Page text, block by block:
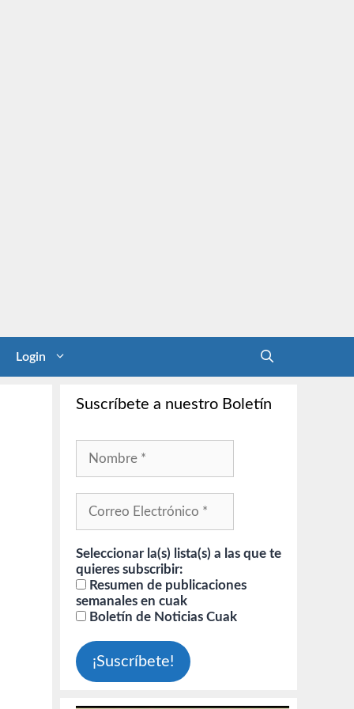
Login
Suscríbete a nuestro Boletín
Seleccionar la(s) lista(s) a las que te
quieres subscribir:
Resumen de publicaciones
semanales en cuak
Boletín de Noticias Cuak